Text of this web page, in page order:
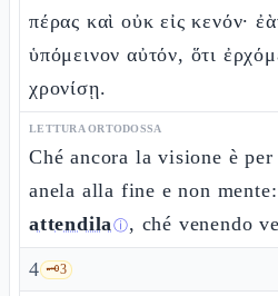
πέρας καὶ οὐκ εἰς κενόν·
ὑπόμεινον αὐτόν, ὅτι
χρονίσῃ.
LETTURA ORTODOSSA
Ché ancora la visione è
anela alla fine e non
attendilaⓘ, ché venendo
4 🗝️3